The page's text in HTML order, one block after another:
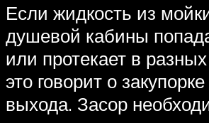
Если жидкость из
душевой кабины
или протекает в
это говорит о
выхода. Засор